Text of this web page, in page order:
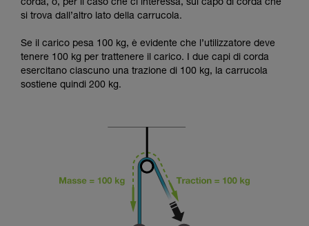
attività. Ne possono esistere altre che non
corda, o, per il caso che ci interessa, sul capo di corda che
si trova dall’altro lato della carrucola.
Se il carico pesa 100 kg, è evidente che l’utilizzatore deve
tenere 100 kg per trattenere il carico. I due capi di corda
esercitano ciascuno una trazione di 100 kg, la carrucola
sostiene quindi 200 kg.